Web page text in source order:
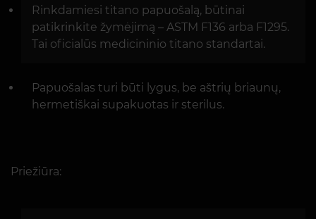
Rinkdamiesi titano papuošalą, būtinai
patikrinkite žymėjimą – ASTM F136 arba F1295.
Tai oficialūs medicininio titano standartai.
Papuošalas turi būti lygus, be aštrių briaunų,
hermetiškai supakuotas ir sterilus.
Priežiūra: